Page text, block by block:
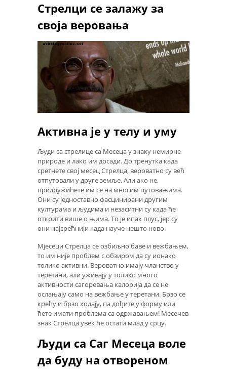
Стрелци се залажу за
своја веровања
Активна је у телу и уму
Људи са стрелице са Месеца у знаку немирне
природе и лако им досади. До тренутка када
сретнете свој месец Стрелца, вероватно су већ
отпутовали у друге земље. Али ако не,
придружићете им се на многим путовањима.
Они су једноставно фасцинирани другим
културама и људима и незаситни су када ће
открити више о њима. То је ипак плус, јер су
они најсрећнији када науче нешто ново.
Мјесеци Стрелца се озбиљно баве и вежбањем,
то им није проблем с обзиром да су ионако
толико активни. Вероватно имају чланство у
теретани, али уживају у толико много
активности сагоревања калорија да се не
ослањају само на вежбање у теретани. Брзо се
крећу и брзо ходају, па дођите у форму или
ћете имати проблема са одржавањем! Месечев
знак Стрелца увек ће остати млад у срцу.
Људи са Саг Месеца воле
да буду на отвореном